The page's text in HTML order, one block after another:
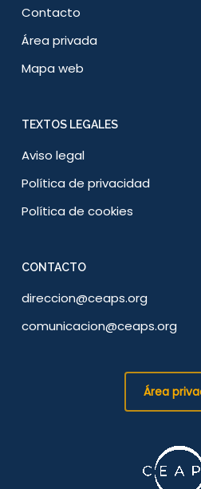
Contacto
Área privada
Mapa web
TEXTOS LEGALES
Aviso legal
Política de privacidad
Política de cookies
CONTACTO
direccion@ceaps.org
comunicacion@ceaps.org
Área